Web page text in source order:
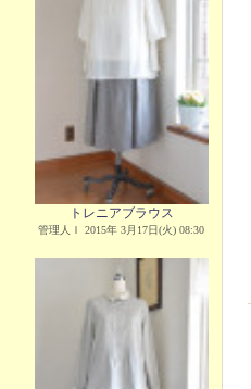
トレニアブラウス
管理人Ｉ 2015年 3月17日(火) 08:30